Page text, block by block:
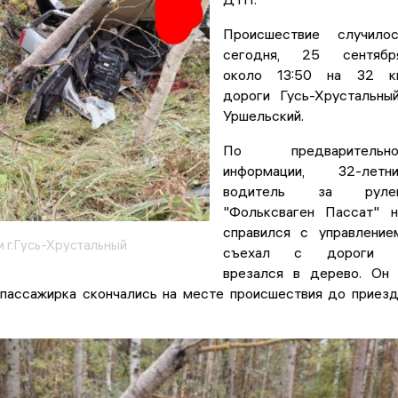
Хрустальный
Происшествие
сегодня, 25
около 13:50 на 32
дороги Гусь-
Уршельский.
По
информации, 32-
водитель за
"Фольксваген Пассат"
справился с
съехал с дороги
врезался в дерево. Он
скончались на месте происшествия до